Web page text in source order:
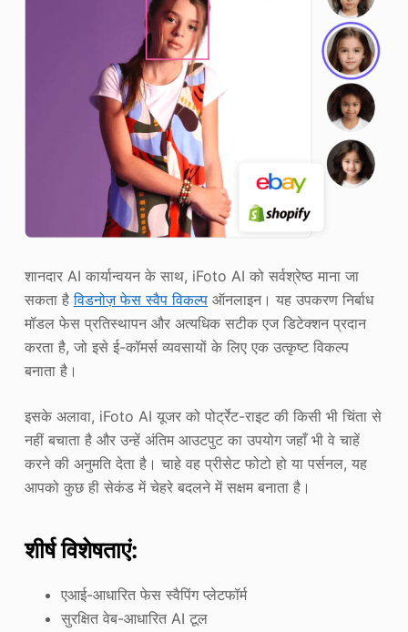
शानदार AI कार्यान्वयन के साथ, iFoto AI को सर्वश्रेष्ठ माना जा
सकता हैविडनोज़ फेस स्वैप विकल्पऑनलाइन। यह उपकरण निर्बाध
मॉडल फेस प्रतिस्थापन और अत्यधिक सटीक एज डिटेक्शन प्रदान
करता है, जो इसे ई-कॉमर्स व्यवसायों के लिए एक उत्कृष्ट विकल्प
बनाता है।
इसके अलावा, iFoto AI यूजर को पोर्ट्रेट-राइट की किसी भी चिंता से
नहीं बचाता है और उन्हें अंतिम आउटपुट का उपयोग जहाँ भी वे चाहें
करने की अनुमति देता है। चाहे वह प्रीसेट फोटो हो या पर्सनल, यह
आपको कुछ ही सेकंड में चेहरे बदलने में सक्षम बनाता है।
शीर्ष विशेषताएं:
एआई-आधारित फेस स्वैपिंग प्लेटफॉर्म
सुरक्षित वेब-आधारित AI टूल